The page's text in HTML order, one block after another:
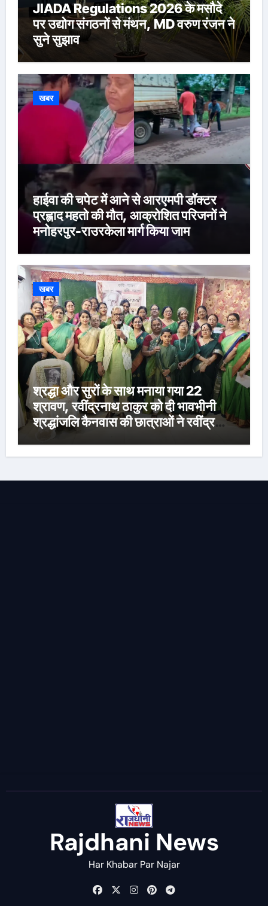
JIADA Regulations 2026 के मसौदे
पर उद्योग संगठनों से मंथन, MD वरुण रंजन ने
सुने सुझाव
खबर
हाईवा की चपेट में आने से आरएमपी डॉक्टर
प्रह्लाद महतो की मौत, आक्रोशित परिजनों ने
मनोहरपुर-राउरकेला मार्ग किया जाम
खबर
श्रद्धा और सुरों के साथ मनाया गया 22
श्रावण, रवींद्रनाथ ठाकुर को दी भावभीनी
श्रद्धांजलि कैनवास की छात्राओं ने रवींद्र
बांधा समां
Rajdhani News
Har Khabar Par Najar